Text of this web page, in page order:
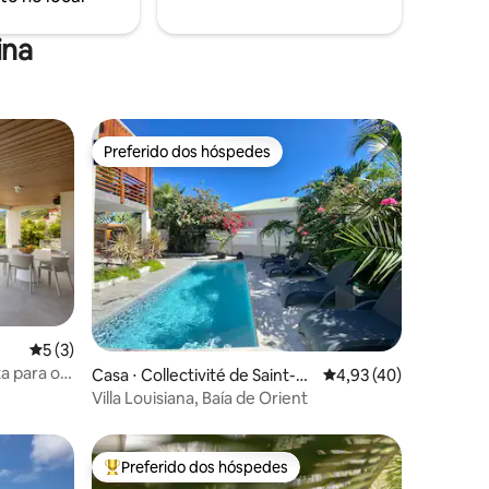
5 de uma avaliação média de 5, 3 avaliações
5 (3)
para o
Preferido dos hóspedes
Preferido dos hóspedes
Casa ⋅ Collectivité de Saint-M
artin
4,93 de uma
4,93 (40)
Villa Louisiana, Baía de Orient
Entre os melhores preferidos dos hóspedes
Preferido dos hóspedes